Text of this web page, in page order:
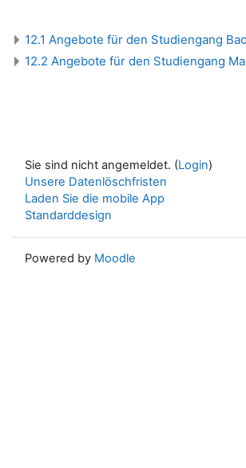
12.1 Angebote für den Studiengang
12.2 Angebote für den Studiengang
Sie sind nicht angemeldet. (Login)
Unsere Datenlöschfristen
Laden Sie die mobile App
Standarddesign
Powered by Moodle